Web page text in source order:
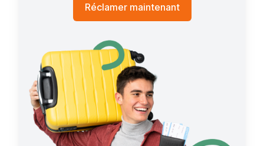
Réclamer maintenant